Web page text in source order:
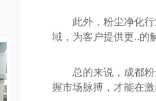
此外，粉尘净化
域，为客户提供更..的
总的来说，成都
握市场脉搏，才能在